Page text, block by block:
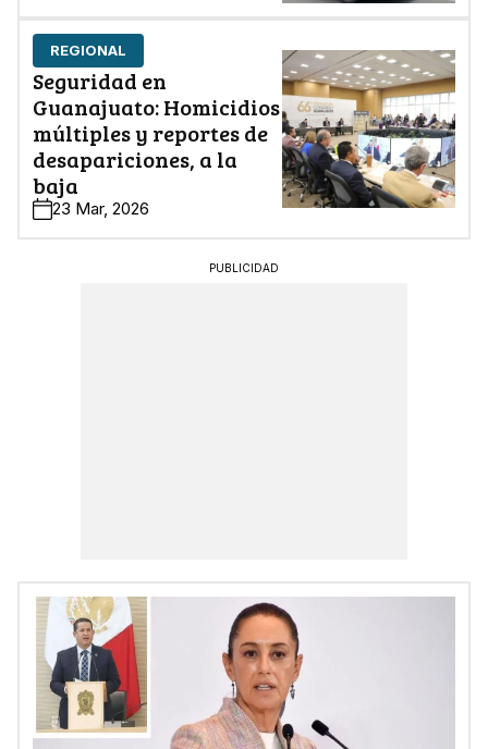
REGIONAL
Seguridad en
Guanajuato: Homicidios
múltiples y reportes de
desapariciones, a la
baja
23 Mar, 2026
PUBLICIDAD